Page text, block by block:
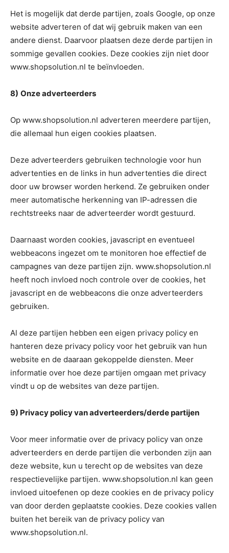
Het is mogelijk dat derde partijen, zoals Google, op onze
website adverteren of dat wij gebruik maken van een
andere dienst. Daarvoor plaatsen deze derde partijen in
sommige gevallen cookies. Deze cookies zijn niet door
www.shopsolution.nl te beïnvloeden.
8) Onze adverteerders
Op www.shopsolution.nl adverteren meerdere partijen,
die allemaal hun eigen cookies plaatsen.
Deze adverteerders gebruiken technologie voor hun
advertenties en de links in hun advertenties die direct
door uw browser worden herkend. Ze gebruiken onder
meer automatische herkenning van IP-adressen die
rechtstreeks naar de adverteerder wordt gestuurd.
Daarnaast worden cookies, javascript en eventueel
webbeacons ingezet om te monitoren hoe effectief de
campagnes van deze partijen zijn. www.shopsolution.nl
heeft noch invloed noch controle over de cookies, het
javascript en de webbeacons die onze adverteerders
gebruiken.
Al deze partijen hebben een eigen privacy policy en
hanteren deze privacy policy voor het gebruik van hun
website en de daaraan gekoppelde diensten. Meer
informatie over hoe deze partijen omgaan met privacy
vindt u op de websites van deze partijen.
9) Privacy policy van adverteerders/derde partijen
Voor meer informatie over de privacy policy van onze
adverteerders en derde partijen die verbonden zijn aan
deze website, kun u terecht op de websites van deze
respectievelijke partijen. www.shopsolution.nl kan geen
invloed uitoefenen op deze cookies en de privacy policy
van door derden geplaatste cookies. Deze cookies vallen
buiten het bereik van de privacy policy van
www.shopsolution.nl.